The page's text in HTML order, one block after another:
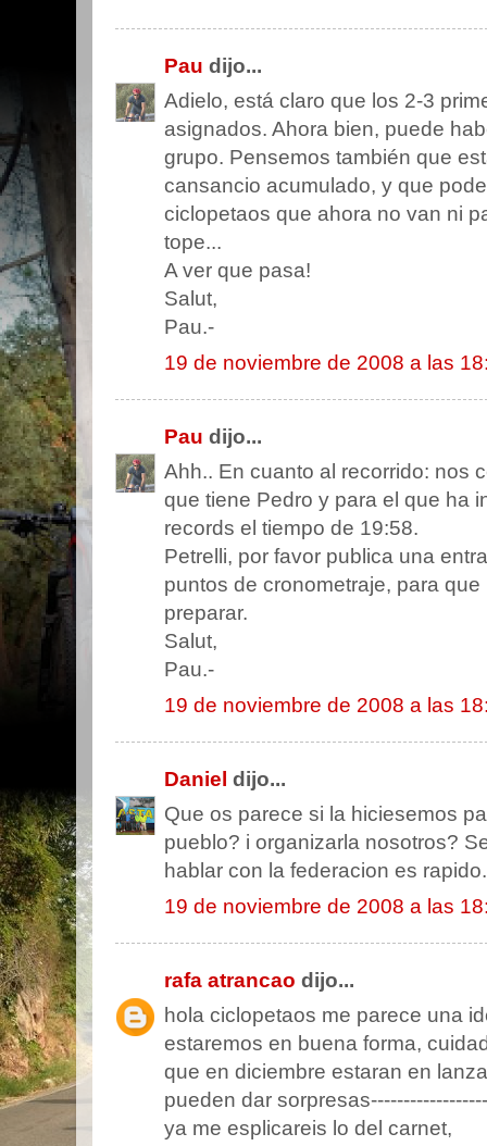
Pau dijo...
Adielo, está claro que los 2-3
asignados. Ahora bien, puede
grupo. Pensemos también que
cansancio acumulado, y que
ciclopetaos que ahora no van ni
tope...
A ver que pasa!
Salut,
Pau.-
19 de noviembre de 2008 a las
Pau dijo...
Ahh.. En cuanto al recorrido: nos
que tiene Pedro y para el que ha
records el tiempo de 19:58.
Petrelli, por favor publica una
puntos de cronometraje, para
preparar.
Salut,
Pau.-
19 de noviembre de 2008 a las
Daniel dijo...
Que os parece si la hiciesemos
pueblo? i organizarla nosotros?
hablar con la federacion es rapido.
19 de noviembre de 2008 a las
rafa atrancao dijo...
hola ciclopetaos me parece una
estaremos en buena forma,
que en diciembre estaran en
pueden dar
ya me esplicareis lo del carnet,